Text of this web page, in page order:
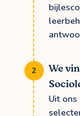
We
Uit